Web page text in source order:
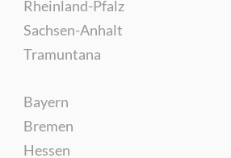
Rheinland-Pfalz
Sachsen-Anhalt
Tramuntana
Bayern
Bremen
Hessen